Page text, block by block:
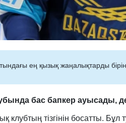
ең қызық жаңалықтарды
бас бапкер ауысады,
клубтың тізгінін босатты.